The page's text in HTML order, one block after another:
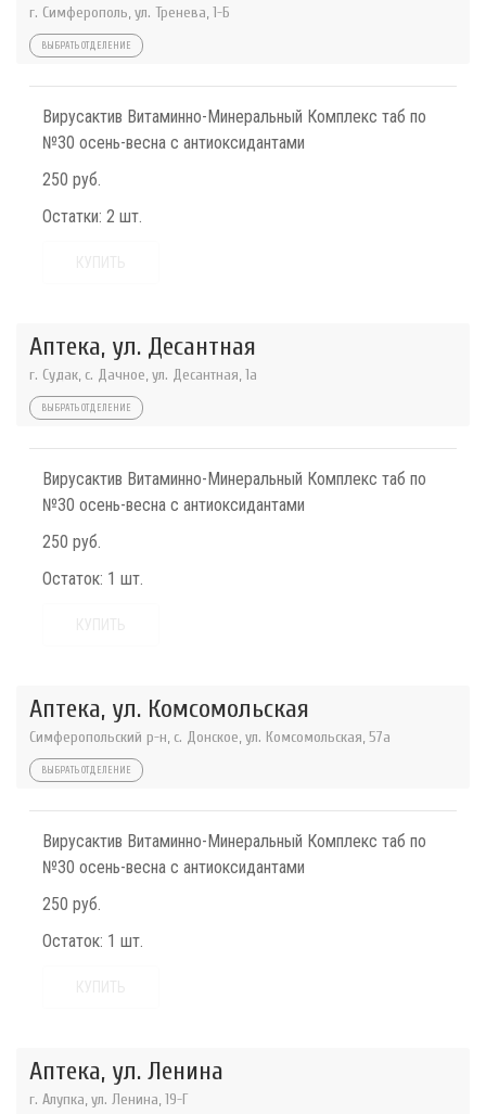
г. Симферополь, ул. Тренева, 1-Б
ВЫБРАТЬ ОТДЕЛЕНИЕ
Вирусактив Витаминно-Минеральный Комплекс таб по
№30 осень-весна с антиоксидантами
250 руб.
Остатки: 2 шт.
Аптека, ул. Десантная
г. Судак, с. Дачное, ул. Десантная, 1а
ВЫБРАТЬ ОТДЕЛЕНИЕ
Вирусактив Витаминно-Минеральный Комплекс таб по
№30 осень-весна с антиоксидантами
250 руб.
Остаток: 1 шт.
Аптека, ул. Комсомольская
Симферопольский р-н, с. Донское, ул. Комсомольская, 57а
ВЫБРАТЬ ОТДЕЛЕНИЕ
Вирусактив Витаминно-Минеральный Комплекс таб по
№30 осень-весна с антиоксидантами
250 руб.
Остаток: 1 шт.
Аптека, ул. Ленина
г. Алупка, ул. Ленина, 19-Г